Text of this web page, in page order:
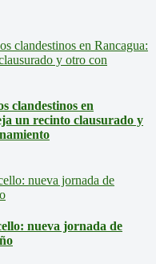
clandestinos en
un recinto clausurado y
nueva jornada de